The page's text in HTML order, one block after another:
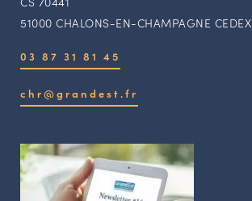
51000 CHALONS-EN-CHAMPAGNE CEDEX
03 87 31 81 45
chr@grandest.fr